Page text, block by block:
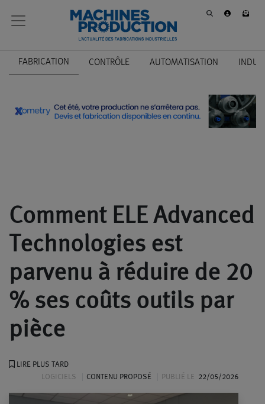
FABRICATION CONTRÔLE AUTOMATISATION
Comment ELE Advanced
Technologies est
parvenu à réduire de 20
% ses coûts outils par
pièce
LIRE PLUS TARD
LOGICIELS
CONTENU PROPOSÉ PUBLIÉ LE 22/05/2026